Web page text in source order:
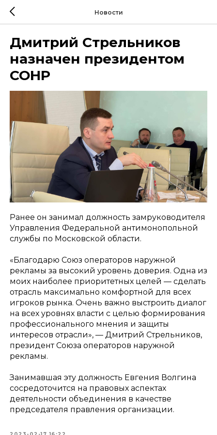
Новости
Дмитрий Стрельников
назначен президентом
СОНР
Ранее он занимал должность замруководителя
Управления Федеральной антимонопольной
службы по Московской области.
«Благодарю Союз операторов наружной
рекламы за высокий уровень доверия. Одна из
моих наиболее приоритетных целей — сделать
отрасль максимально комфортной для всех
игроков рынка. Очень важно выстроить диалог
на всех уровнях власти с целью формирования
профессионального мнения и защиты
интересов отрасли», — Дмитрий Стрельников,
президент Союза операторов наружной
рекламы.
Занимавшая эту должность Евгения Волгина
сосредоточится на правовых аспектах
деятельности объединения в качестве
председателя правления организации.